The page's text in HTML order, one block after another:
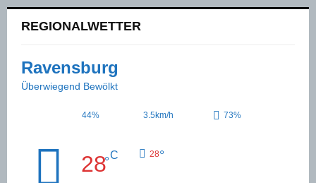
REGIONALWETTER
Ravensburg
Überwiegend Bewölkt
44% 3.5km/h 73%
28°C 28°